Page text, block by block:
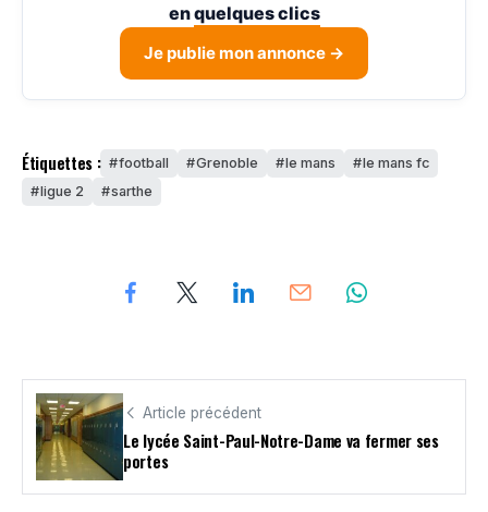
enquelques clics
Je publie mon annonce →
Étiquettes : football Grenoble le mans
le mans fc
ligue 2
sarthe
Article précédent
Le lycée Saint-Paul-Notre-Dame va fermer ses
portes